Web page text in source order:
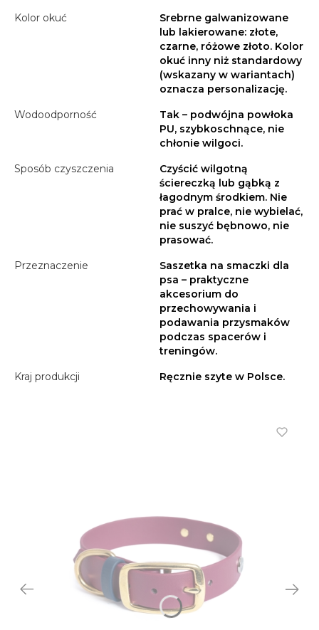
Kolor okuć
Srebrne galwanizowane
lub lakierowane: złote,
czarne, różowe złoto. Kolor
okuć inny niż standardowy
(wskazany w wariantach)
oznacza personalizację.
Wodoodporność
Tak – podwójna powłoka
PU, szybkoschnące, nie
chłonie wilgoci.
Sposób czyszczenia
Czyścić wilgotną
ściereczką lub gąbką z
łagodnym środkiem. Nie
prać w pralce, nie wybielać,
nie suszyć bębnowo, nie
prasować.
Przeznaczenie
Saszetka na smaczki dla
psa – praktyczne
akcesorium do
przechowywania i
podawania przysmaków
podczas spacerów i
treningów.
Kraj produkcji
Ręcznie szyte w Polsce.